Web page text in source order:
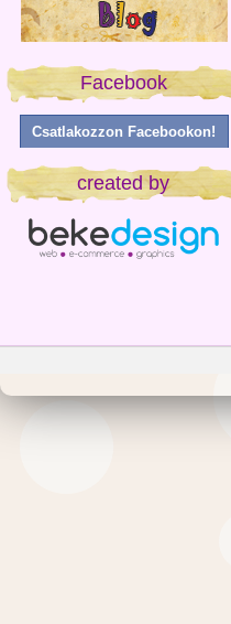
Facebook
Csatlakozzon Facebookon!
created by